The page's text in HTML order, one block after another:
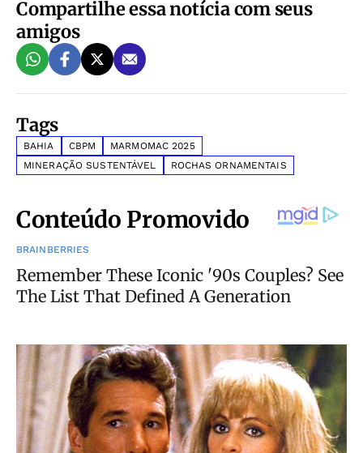
Compartilhe essa notícia com seus
amigos
Tags
BAHIA CBPM
MARMOMAC 2025
MINERAÇÃO SUSTENTÁVEL
ROCHAS ORNAMENTAIS